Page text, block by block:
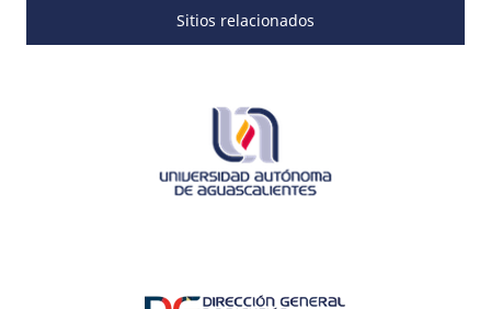
Sitios relacionados